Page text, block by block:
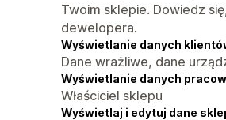
Twoim sklepie. Dowiedz
dewelopera.
Wyświetlanie danych
Dane wrażliwe, dane
Wyświetlanie danych
Właściciel sklepu
Wyświetlaj i edytuj dane